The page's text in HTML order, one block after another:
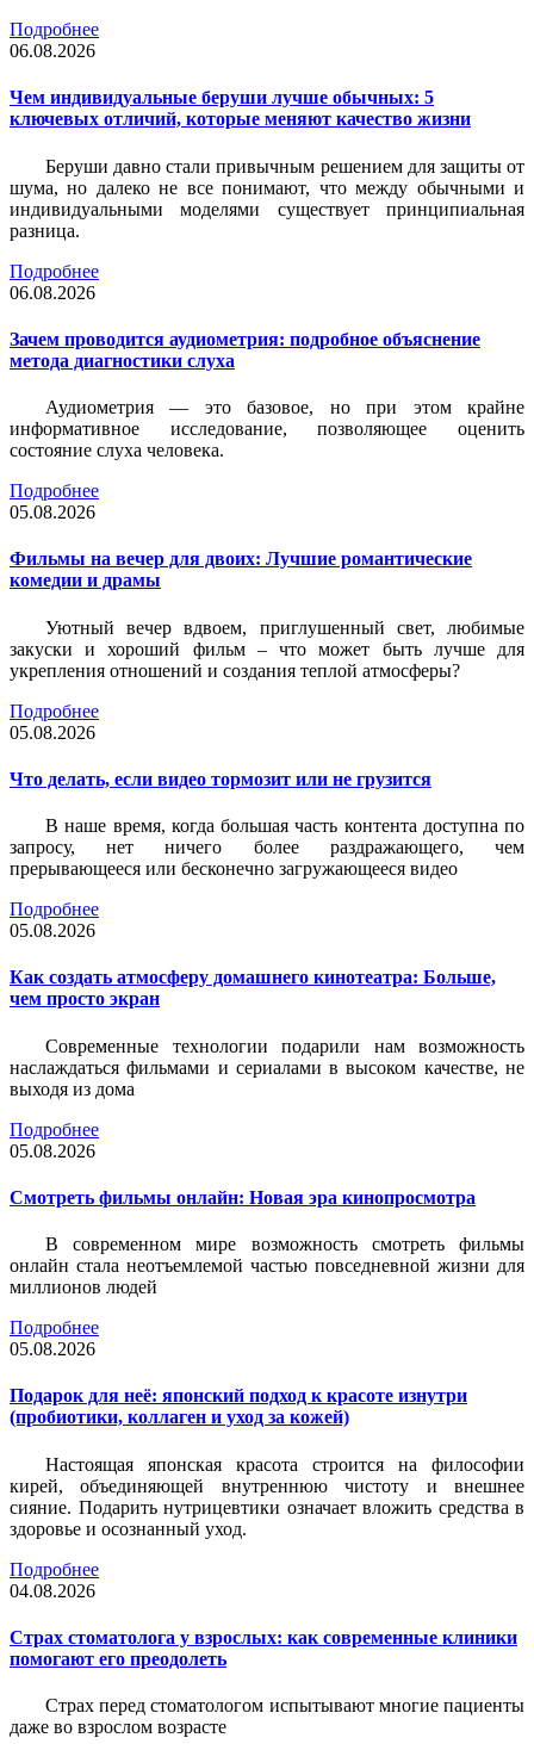
Подробнее
06.08.2026
Чем индивидуальные беруши лучше обычных: 5
ключевых отличий, которые меняют качество жизни
Беруши давно стали привычным решением для защиты от
шума, но далеко не все понимают, что между обычными и
индивидуальными моделями существует принципиальная
разница.
Подробнее
06.08.2026
Зачем проводится аудиометрия: подробное объяснение
метода диагностики слуха
Аудиометрия — это базовое, но при этом крайне
информативное исследование, позволяющее оценить
состояние слуха человека.
Подробнее
05.08.2026
Фильмы на вечер для двоих: Лучшие романтические
комедии и драмы
Уютный вечер вдвоем, приглушенный свет, любимые
закуски и хороший фильм – что может быть лучше для
укрепления отношений и создания теплой атмосферы?
Подробнее
05.08.2026
Что делать, если видео тормозит или не грузится
В наше время, когда большая часть контента доступна по
запросу, нет ничего более раздражающего, чем
прерывающееся или бесконечно загружающееся видео
Подробнее
05.08.2026
Как создать атмосферу домашнего кинотеатра: Больше,
чем просто экран
Современные технологии подарили нам возможность
наслаждаться фильмами и сериалами в высоком качестве, не
выходя из дома
Подробнее
05.08.2026
Смотреть фильмы онлайн: Новая эра кинопросмотра
В современном мире возможность смотреть фильмы
онлайн стала неотъемлемой частью повседневной жизни для
миллионов людей
Подробнее
05.08.2026
Подарок для неё: японский подход к красоте изнутри
(пробиотики, коллаген и уход за кожей)
Настоящая японская красота строится на философии
кирей, объединяющей внутреннюю чистоту и внешнее
сияние. Подарить нутрицевтики означает вложить средства в
здоровье и осознанный уход.
Подробнее
04.08.2026
Страх стоматолога у взрослых: как современные клиники
помогают его преодолеть
Страх перед стоматологом испытывают многие пациенты
даже во взрослом возрасте